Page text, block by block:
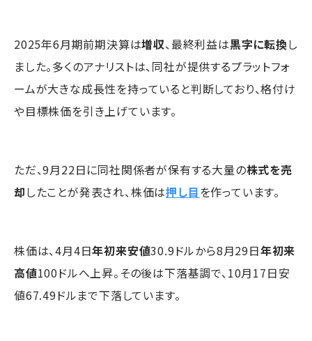
2025年6月期前期決算は増収、最終利益は黒字に転換し
ました。多くのアナリストは、同社が提供するプラットフォ
ームが大きな成長性を持っていると判断しており、格付け
や目標株価を引き上げています。
ただ、9月22日に同社関係者が保有する大量の株式を売
却したことが発表され、株価は押し目を作っています。
株価は、4月4日年初来安値30.9ドルから8月29日年初来
高値100ドルへ上昇。その後は下落基調で、10月17日安
値67.49ドルまで下落しています。